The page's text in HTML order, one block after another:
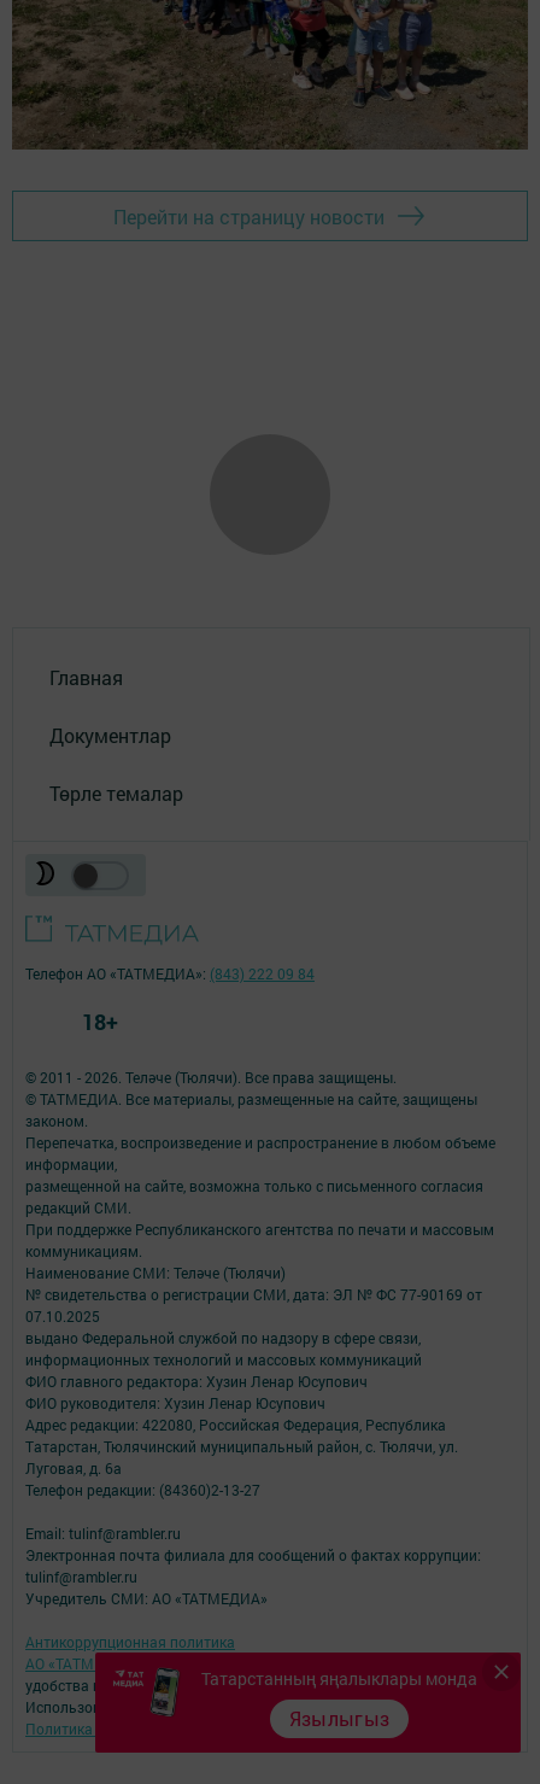
Перейти на страницу новости
Главная
Документлар
Төрле темалар
Татарстанның яңалыклары монда
Язылыгыз
© 2011 - 2026. Теләче (Тюлячи). Все права защищены.
© ТАТМЕДИА. Все материалы, размещенные на сайте, защищены
законом.
Перепечатка, воспроизведение и распространение в любом объеме
информации,
размещенной на сайте, возможна только с письменного согласия
редакций СМИ.
При поддержке Республиканского агентства по печати и массовым
коммуникациям.
Наименование СМИ: Теләче (Тюлячи)
№ свидетельства о регистрации СМИ, дата: ЭЛ № ФС 77-90169 от
07.10.2025
выдано Федеральной службой по надзору в сфере связи,
информационных технологий и массовых коммуникаций
ФИО главного редактора: Хузин Ленар Юсупович
ФИО руководителя: Хузин Ленар Юсупович
Адрес редакции: 422080, Российская Федерация, Республика
Татарстан, Тюлячинский муниципальный район, с. Тюлячи, ул.
Луговая, д. 6а
Телефон редакции: (84360)2-⁠13-⁠27
Email: tulinf@rambler.ru
Электронная почта филиала для сообщений о фактах коррупции:
tulinf@rambler.ru
Учредитель СМИ: АО «ТАТМЕДИА»
Антикоррупционная политика
АО «ТАТМЕДИА» использует «cookie»
для персонализации сервисов и
удобства пользователей сайтом.
Использование «cookie» можно отменить в настройках браузера.
Политика конфиденциальности
Телефон АО «ТАТМЕДИА»: (843) 222 09 84
18+